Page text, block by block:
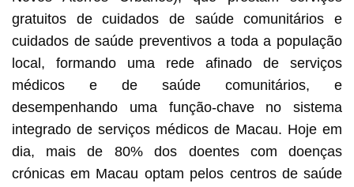
gratuitos de cuidados de saúde comunitários e
cuidados de saúde preventivos a toda a população
local, formando uma rede afinado de serviços
médicos e de saúde comunitários, e
desempenhando uma função-chave no sistema
integrado de serviços médicos de Macau. Hoje em
dia, mais de 80% dos doentes com doenças
crónicas em Macau optam pelos centros de saúde